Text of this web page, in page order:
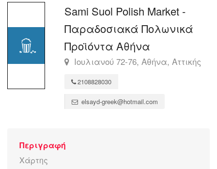
Sami Suol Polish Market -
Παραδοσιακά Πολωνικά
Προϊόντα Αθήνα
Ιουλιανού 72-76, Αθήνα, Αττικής
2108828030
elsayd-greek@hotmail.com
Περιγραφή
Χάρτης